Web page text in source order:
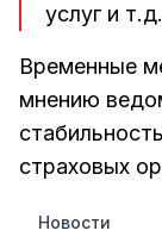
услуг и т.д.
Временные
мнению
страховых
Новости